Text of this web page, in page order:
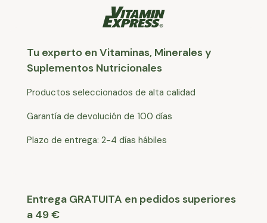
Tu experto en Vitaminas, Minerales y
Suplementos Nutricionales
Productos seleccionados de alta calidad
Garantía de devolución de 100 días
Plazo de entrega: 2-4 días hábiles
Entrega GRATUITA en pedidos superiores
a 49 €